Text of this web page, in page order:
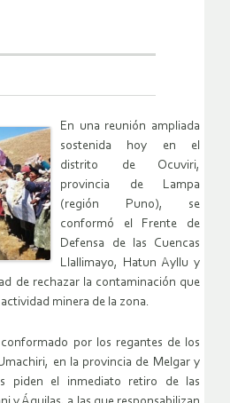
En una reunión ampliada
sostenida hoy en el
distrito de Ocuviri,
provincia de Lampa
(región Puno), se
conformó el Frente de
Defensa de las Cuencas
Llallimayo, Hatun Ayllu y
de rechazar la contaminación que
minera de la zona.
por los regantes de los
en la provincia de Melgar y
piden el inmediato retiro de las